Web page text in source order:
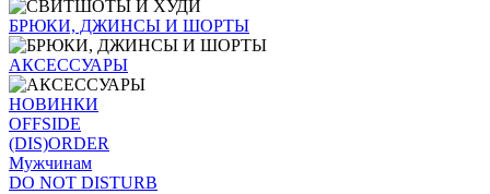
БРЮКИ, ДЖИНСЫ И ШОРТЫ
АКСЕССУАРЫ
НОВИНКИ
OFFSIDE
(DIS)ORDER
Мужчинам
DO NOT DISTURB